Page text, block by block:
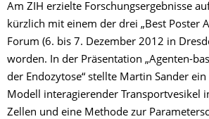
Am ZIH erzielte Forschungsergebnisse
kürzlich mit einem der drei „Best Poster
Forum (6. bis 7. Dezember 2012 in
worden. In der Präsentation „Agenten-
der Endozytose“ stellte Martin Sander ein
Modell interagierender Transportvesikel
Zellen und eine Methode zur